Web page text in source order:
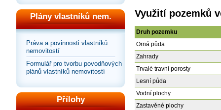
Plány vlastníků nem.
Práva a povinnosti vlastníků
nemovitostí
Formulář pro tvorbu povodňových
plánů vlastníků nemovitostí
Přílohy
Využití pozemků
Druh pozemku
Orná půda
Zahrady
Trvalé travní porosty
Lesní půda
Vodní plochy
Zastavěné plochy